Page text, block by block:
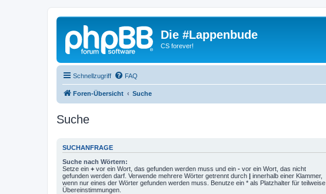
Die #Lappenbude
CS forever!
Schnellzugriff FAQ
Foren-Übersicht Suche
Suche
SUCHANFRAGE
Suche nach Wörtern:
Setze ein + vor ein Wort, das gefunden werden muss und ein - vor ein Wort, das nicht
gefunden werden darf. Verwende mehrere Wörter getrennt durch | innerhalb einer Klammer,
wenn nur eines der Wörter gefunden werden muss. Benutze ein * als Platzhalter für teilweise
Übereinstimmungen.